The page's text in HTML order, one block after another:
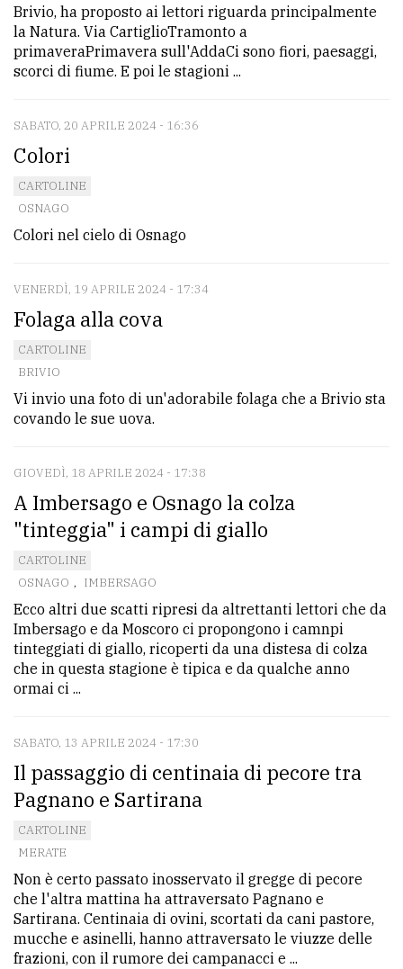
Brivio, ha proposto ai lettori riguarda principalmente
la Natura. Via CartiglioTramonto a
primaveraPrimavera sull'AddaCi sono fiori, paesaggi,
scorci di fiume. E poi le stagioni ...
SABATO, 20 APRILE 2024 - 16:36
Colori
CARTOLINE
OSNAGO
Colori nel cielo di Osnago
VENERDÌ, 19 APRILE 2024 - 17:34
Folaga alla cova
CARTOLINE
BRIVIO
Vi invio una foto di un'adorabile folaga che a Brivio sta
covando le sue uova.
GIOVEDÌ, 18 APRILE 2024 - 17:38
A Imbersago e Osnago la colza
"tinteggia" i campi di giallo
CARTOLINE
OSNAGO , IMBERSAGO
Ecco altri due scatti ripresi da altrettanti lettori che da
Imbersago e da Moscoro ci propongono i camnpi
tinteggiati di giallo, ricoperti da una distesa di colza
che in questa stagione è tipica e da qualche anno
ormai ci ...
SABATO, 13 APRILE 2024 - 17:30
Il passaggio di centinaia di pecore tra
Pagnano e Sartirana
CARTOLINE
MERATE
Non è certo passato inosservato il gregge di pecore
che l'altra mattina ha attraversato Pagnano e
Sartirana. Centinaia di ovini, scortati da cani pastore,
mucche e asinelli, hanno attraversato le viuzze delle
frazioni, con il rumore dei campanacci e ...